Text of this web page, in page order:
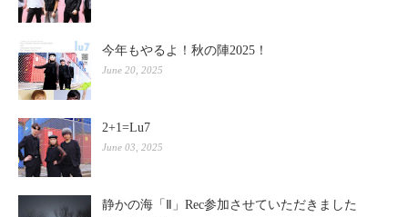
今年もやるよ！秋の陣2025！
June 20, 2025
2+1=Lu7
June 03, 2025
静かの海「Ⅱ」Rec参加させていただきました